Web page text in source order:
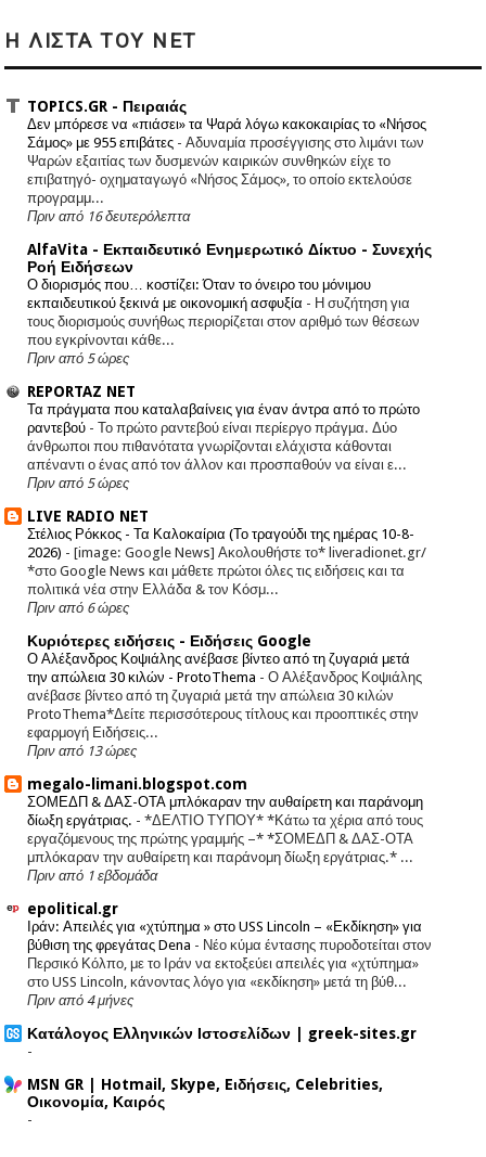
Η ΛΙΣΤΑ ΤΟΥ NET
TOPICS.GR - Πειραιάς
Δεν μπόρεσε να «πιάσει» τα Ψαρά λόγω κακοκαιρίας το «Νήσος
Σάμος» με 955 επιβάτες -Αδυναμία προσέγγισης στο λιμάνι των
Ψαρών εξαιτίας των δυσμενών καιρικών συνθηκών είχε το
επιβατηγό- οχηματαγωγό «Νήσος Σάμος», το οποίο εκτελούσε
προγραμμ...
Πριν από 16 δευτερόλεπτα
AlfaVita - Εκπαιδευτικό Ενημερωτικό Δίκτυο - Συνεχής
Ροή Ειδήσεων
Ο διορισμός που… κοστίζει: Όταν το όνειρο του μόνιμου
εκπαιδευτικού ξεκινά με οικονομική ασφυξία - Η συζήτηση για
τους διορισμούς συνήθως περιορίζεται στον αριθμό των θέσεων
που εγκρίνονται κάθε...
Πριν από 5 ώρες
REPORTAZ NET
Τα πράγματα που καταλαβαίνεις για έναν άντρα από το πρώτο
ραντεβού -Το πρώτο ραντεβού είναι περίεργο πράγμα. Δύο
άνθρωποι που πιθανότατα γνωρίζονται ελάχιστα κάθονται
απέναντι ο ένας από τον άλλον και προσπαθούν να είναι ε...
Πριν από 5 ώρες
LIVE RADIO NET
Στέλιος Ρόκκος - Τα Καλοκαίρια (Το τραγούδι της ημέρας 10-8-
2026) -[image: Google News] Ακολουθήστε το* liveradionet.gr/
*στο Google News και μάθετε πρώτοι όλες τις ειδήσεις και τα
πολιτικά νέα στην Ελλάδα & τον Κόσμ...
Πριν από 6 ώρες
Κυριότερες ειδήσεις - Ειδήσεις Google
Ο Αλέξανδρος Κοψιάλης ανέβασε βίντεο από τη ζυγαριά μετά
την απώλεια 30 κιλών - ProtoThema -Ο Αλέξανδρος Κοψιάλης
ανέβασε βίντεο από τη ζυγαριά μετά την απώλεια 30 κιλών
ProtoThema*Δείτε περισσότερους τίτλους και προοπτικές στην
εφαρμογή Ειδήσεις...
Πριν από 13 ώρες
megalo-limani.blogspot.com
ΣΟΜΕΔΠ & ΔΑΣ-ΟΤΑ μπλόκαραν την αυθαίρετη και παράνομη
δίωξη εργάτριας. -*ΔΕΛΤΙΟ ΤΥΠΟΥ* *Κάτω τα χέρια από τους
εργαζόμενους της πρώτης γραμμής –* *ΣΟΜΕΔΠ & ΔΑΣ-ΟΤΑ
μπλόκαραν την αυθαίρετη και παράνομη δίωξη εργάτριας.* ...
Πριν από 1 εβδομάδα
epolitical.gr
Ιράν: Απειλές για «χτύπημα » στο USS Lincoln – «Εκδίκηση» για
βύθιση της φρεγάτας Dena - Νέο κύμα έντασης πυροδοτείται στον
Περσικό Κόλπο, με το Ιράν να εκτοξεύει απειλές για «χτύπημα»
στο USS Lincoln, κάνοντας λόγο για «εκδίκηση» μετά τη βύθ...
Πριν από 4 μήνες
Κατάλογος Ελληνικών Ιστοσελίδων | greek-sites.gr
-
MSN GR | Hotmail, Skype, Eιδήσεις, Celebrities,
Οικονομία, Καιρός
-